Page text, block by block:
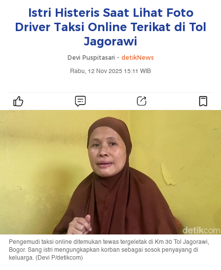
Istri Histeris Saat Lihat Foto
Driver Taksi Online Terikat di Tol
Jagorawi
Devi Puspitasari - detikNews
Rabu, 12 Nov 2025 15:11 WIB
Pengemudi taksi online ditemukan tewas tergeletak di Km 30 Tol Jagorawi,
Bogor. Sang istri mengungkapkan korban sebagai sosok penyayang di
keluarga. (Devi P/detikcom)